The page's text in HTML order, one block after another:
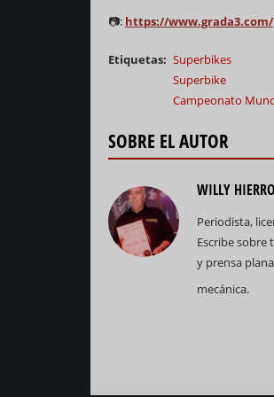
📷: https://www.grada3.com/
Etiquetas
Superbikes
Superbike
Campeonato
SOBRE EL AUTOR
WILLY
Periodista,
Escribe
y prensa
mecánica.